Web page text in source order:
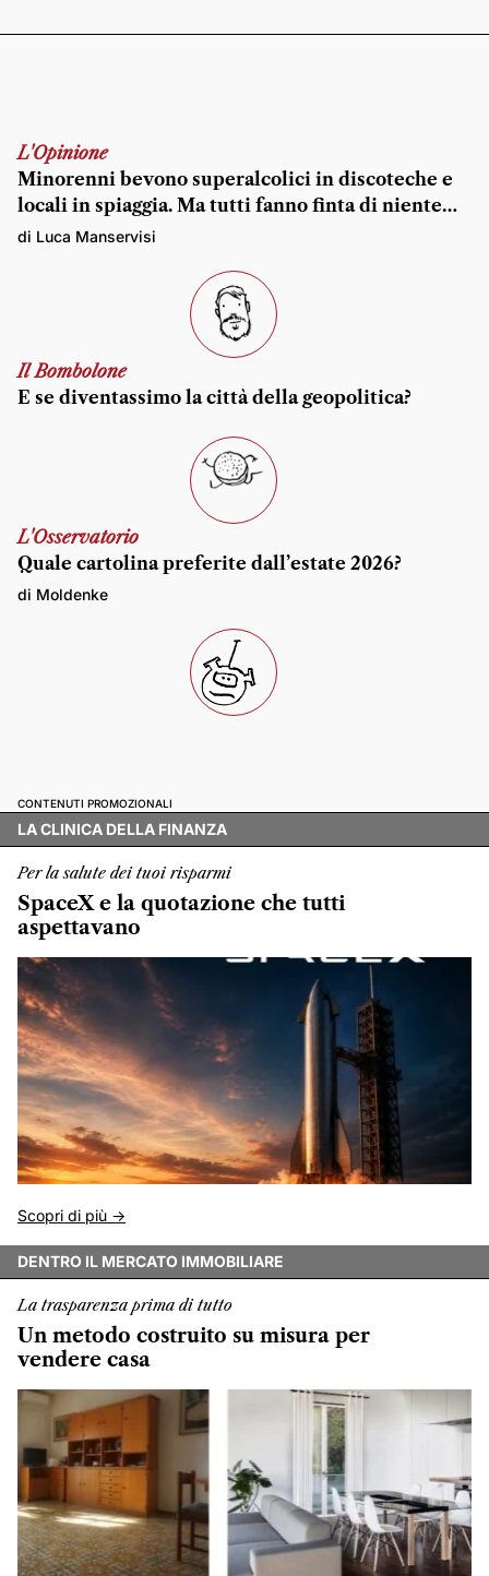
L'Opinione
Minorenni bevono superalcolici in discoteche e
locali in spiaggia. Ma tutti fanno finta di niente…
di Luca Manservisi
Il Bombolone
E se diventassimo la città della geopolitica?
L'Osservatorio
Quale cartolina preferite dall’estate 2026?
di Moldenke
CONTENUTI PROMOZIONALI
LA CLINICA DELLA FINANZA
Per la salute dei tuoi risparmi
SpaceX e la quotazione che tutti
aspettavano
Scopri di più ->
DENTRO IL MERCATO IMMOBILIARE
La trasparenza prima di tutto
Un metodo costruito su misura per
vendere casa